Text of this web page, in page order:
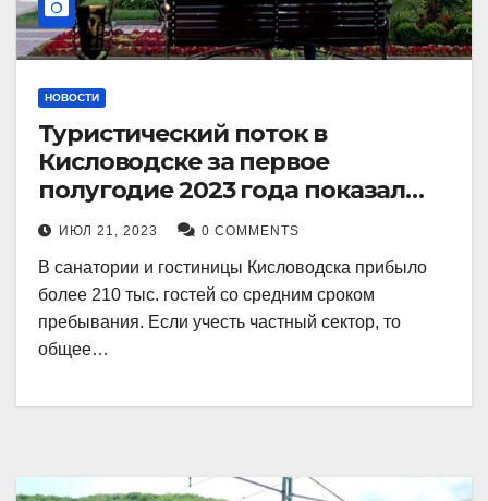
НОВОСТИ
Туристический поток в
Кисловодске за первое
полугодие 2023 года показал
рекордный рост в 21 процент.
ИЮЛ 21, 2023 0 COMMENTS
В санатории и гостиницы Кисловодска прибыло
более 210 тыс. гостей со средним сроком
пребывания. Если учесть частный сектор, то
общее…